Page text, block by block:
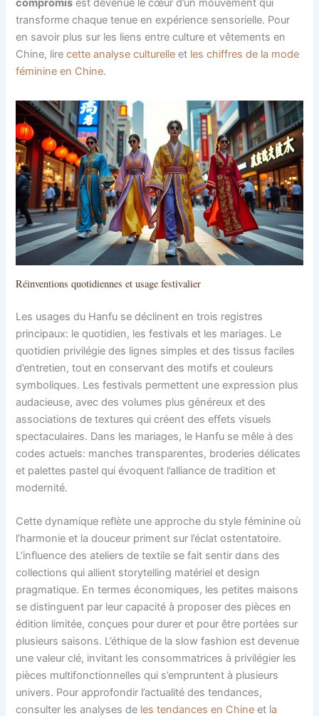
compromis est devenue le cœur d’un mouvement qui
transforme chaque tenue en expérience sensorielle. Pour
en savoir plus sur les liens entre culture et vêtements en
Chine, lirecette analyse culturelle et les chiffres de la mode
féminine en Chine.
Réinventions quotidiennes et usage festivalier
Les usages du Hanfu se déclinent en trois registres
principaux: le quotidien, les festivals et les mariages. Le
quotidien privilégie des lignes simples et des tissus faciles
d’entretien, tout en conservant des motifs et couleurs
symboliques. Les festivals permettent une expression plus
audacieuse, avec des volumes plus généreux et des
associations de textures qui créent des effets visuels
spectaculaires. Dans les mariages, le Hanfu se mêle à des
codes actuels: manches transparentes, broderies délicates
et palettes pastel qui évoquent l’alliance de tradition et
modernité.
Cette dynamique reflète une approche du style féminine où
l’harmonie et la douceur priment sur l’éclat ostentatoire.
L’influence des ateliers de textile se fait sentir dans des
collections qui allient storytelling matériel et design
pragmatique. En termes économiques, les petites maisons
se distinguent par leur capacité à proposer des pièces en
édition limitée, conçues pour durer et pour être portées sur
plusieurs saisons. L’éthique de la slow fashion est devenue
une valeur clé, invitant les consommatrices à privilégier les
pièces multifonctionnelles qui s’empruntent à plusieurs
univers. Pour approfondir l’actualité des tendances,
consulter les analyses de les tendances en Chine et la